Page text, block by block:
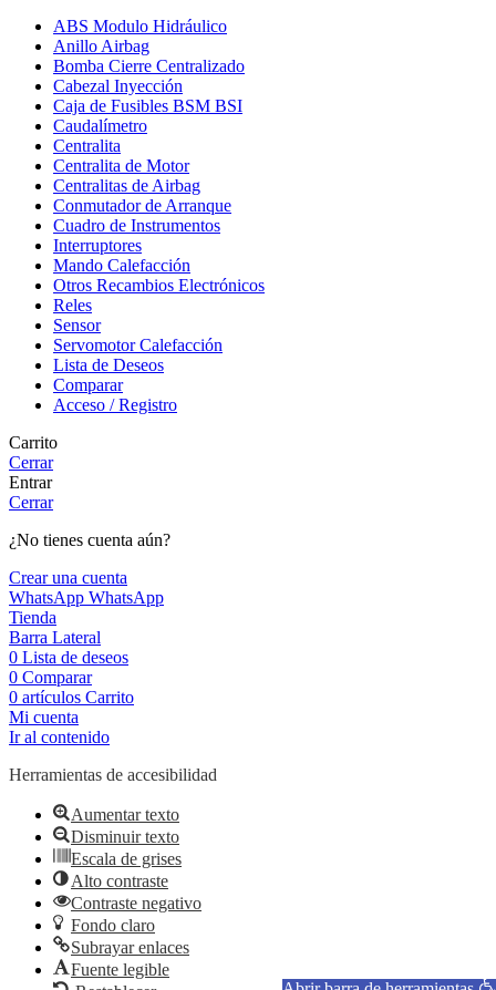
ABS Modulo Hidráulico
Anillo Airbag
Bomba Cierre Centralizado
Cabezal Inyección
Caja de Fusibles BSM BSI
Caudalímetro
Centralita
Centralita de Motor
Centralitas de Airbag
Conmutador de Arranque
Cuadro de Instrumentos
Interruptores
Mando Calefacción
Otros Recambios Electrónicos
Reles
Sensor
Servomotor Calefacción
Lista de Deseos
Comparar
Acceso / Registro
Carrito
Cerrar
Entrar
Cerrar
¿No tienes cuenta aún?
Crear una cuenta
WhatsApp WhatsApp
Tienda
Barra Lateral
0 Lista de deseos
0 Comparar
0 artículos Carrito
Mi cuenta
Ir al contenido
Herramientas de accesibilidad
Aumentar texto
Disminuir texto
Escala de grises
Alto contraste
Contraste negativo
Fondo claro
Subrayar enlaces
Fuente legible